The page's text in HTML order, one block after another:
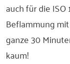
auch für die
Beflammung
ganze 30
kaum!